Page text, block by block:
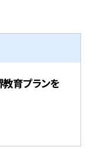
育プランを